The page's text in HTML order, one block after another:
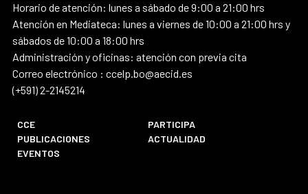
Horario de atención: lunes a sábado de 9:00 a 21:00 hrs
Atención en Mediateca: lunes a viernes de 10:00 a 21:00 hrs y
sábados de 10:00 a 18:00 hrs
Administración y oficinas: atención con previa cita
Correo electrónico : ccelp.bo@aecid.es
(+591) 2-2145214
CCE
PARTICIPA
PUBLICACIONES
ACTUALIDAD
EVENTOS